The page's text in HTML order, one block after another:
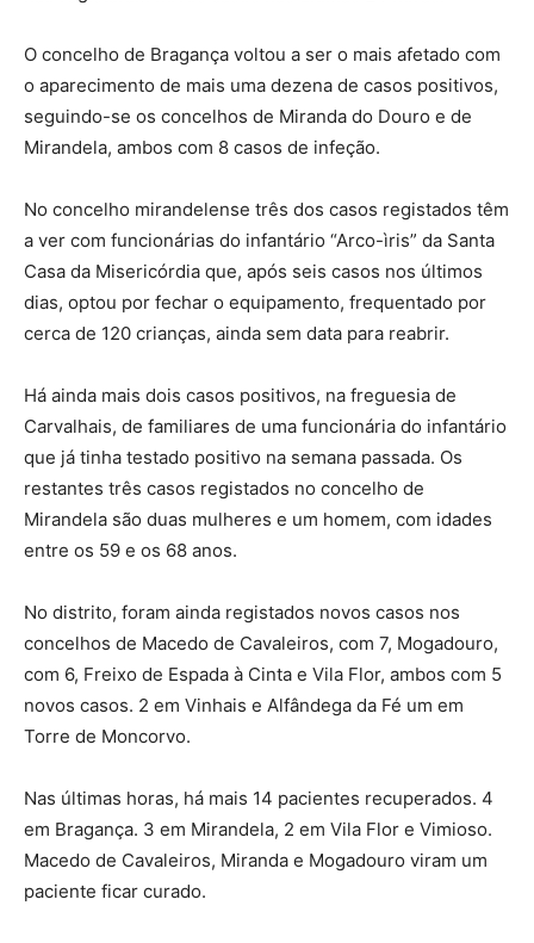
O concelho de Bragança voltou a ser o mais afetado com
o aparecimento de mais uma dezena de casos positivos,
seguindo-se os concelhos de Miranda do Douro e de
Mirandela, ambos com 8 casos de infeção.
No concelho mirandelense três dos casos registados têm
a ver com funcionárias do infantário “Arco-ìris” da Santa
Casa da Misericórdia que, após seis casos nos últimos
dias, optou por fechar o equipamento, frequentado por
cerca de 120 crianças, ainda sem data para reabrir.
Há ainda mais dois casos positivos, na freguesia de
Carvalhais, de familiares de uma funcionária do infantário
que já tinha testado positivo na semana passada. Os
restantes três casos registados no concelho de
Mirandela são duas mulheres e um homem, com idades
entre os 59 e os 68 anos.
No distrito, foram ainda registados novos casos nos
concelhos de Macedo de Cavaleiros, com 7, Mogadouro,
com 6, Freixo de Espada à Cinta e Vila Flor, ambos com 5
novos casos. 2 em Vinhais e Alfândega da Fé um em
Torre de Moncorvo.
Nas últimas horas, há mais 14 pacientes recuperados. 4
em Bragança. 3 em Mirandela, 2 em Vila Flor e Vimioso.
Macedo de Cavaleiros, Miranda e Mogadouro viram um
paciente ficar curado.